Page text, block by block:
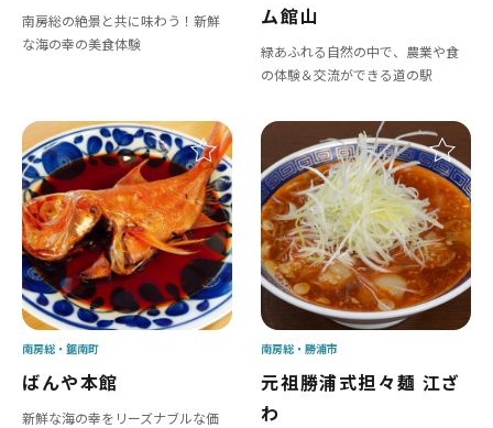
南房総の絶景と共に味わう！新鮮
な海の幸の美食体験
ム館山
緑あふれる自然の中で、農業や食
の体験＆交流ができる道の駅
ばんや本館
新鮮な海の幸をリーズナブルな価
南房総 鋸南町
元祖勝浦式担々麺 江ざ
わ
南房総 勝浦市